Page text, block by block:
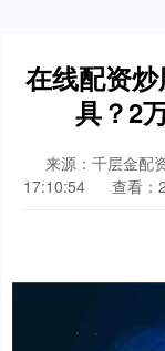
在线配资
具？2
来源：千层金配
17:10:54
查看：